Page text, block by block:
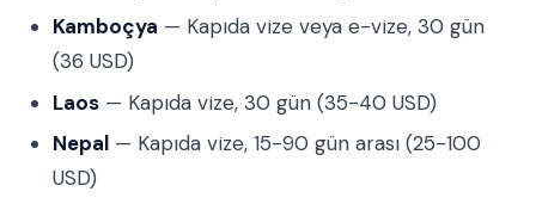
Kamboçya — Kapıda vize veya e-vize, 30 gün
(36 USD)
Laos — Kapıda vize, 30 gün (35-40 USD)
Nepal — Kapıda vize, 15-90 gün arası (25-100
USD)